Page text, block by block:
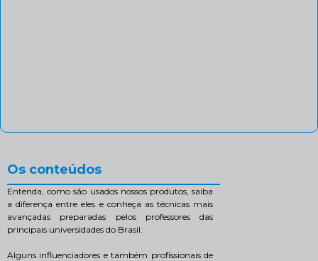
Os conteúdos
Entenda, como são usados nossos produtos, saiba
a diferença entre eles e conheça as técnicas mais
avançadas preparadas pelos professores das
principais universidades do Brasil.
Alguns influenciadores e também profissionais de